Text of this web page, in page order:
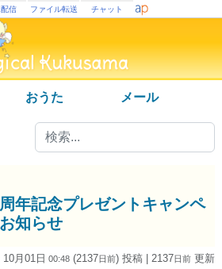
信 ファイル転送 チャット
おうた メール
年記念プレゼントキャンペ
知らせ
月01日 00:48 (2137日前) 投稿 | 2137日前 更新